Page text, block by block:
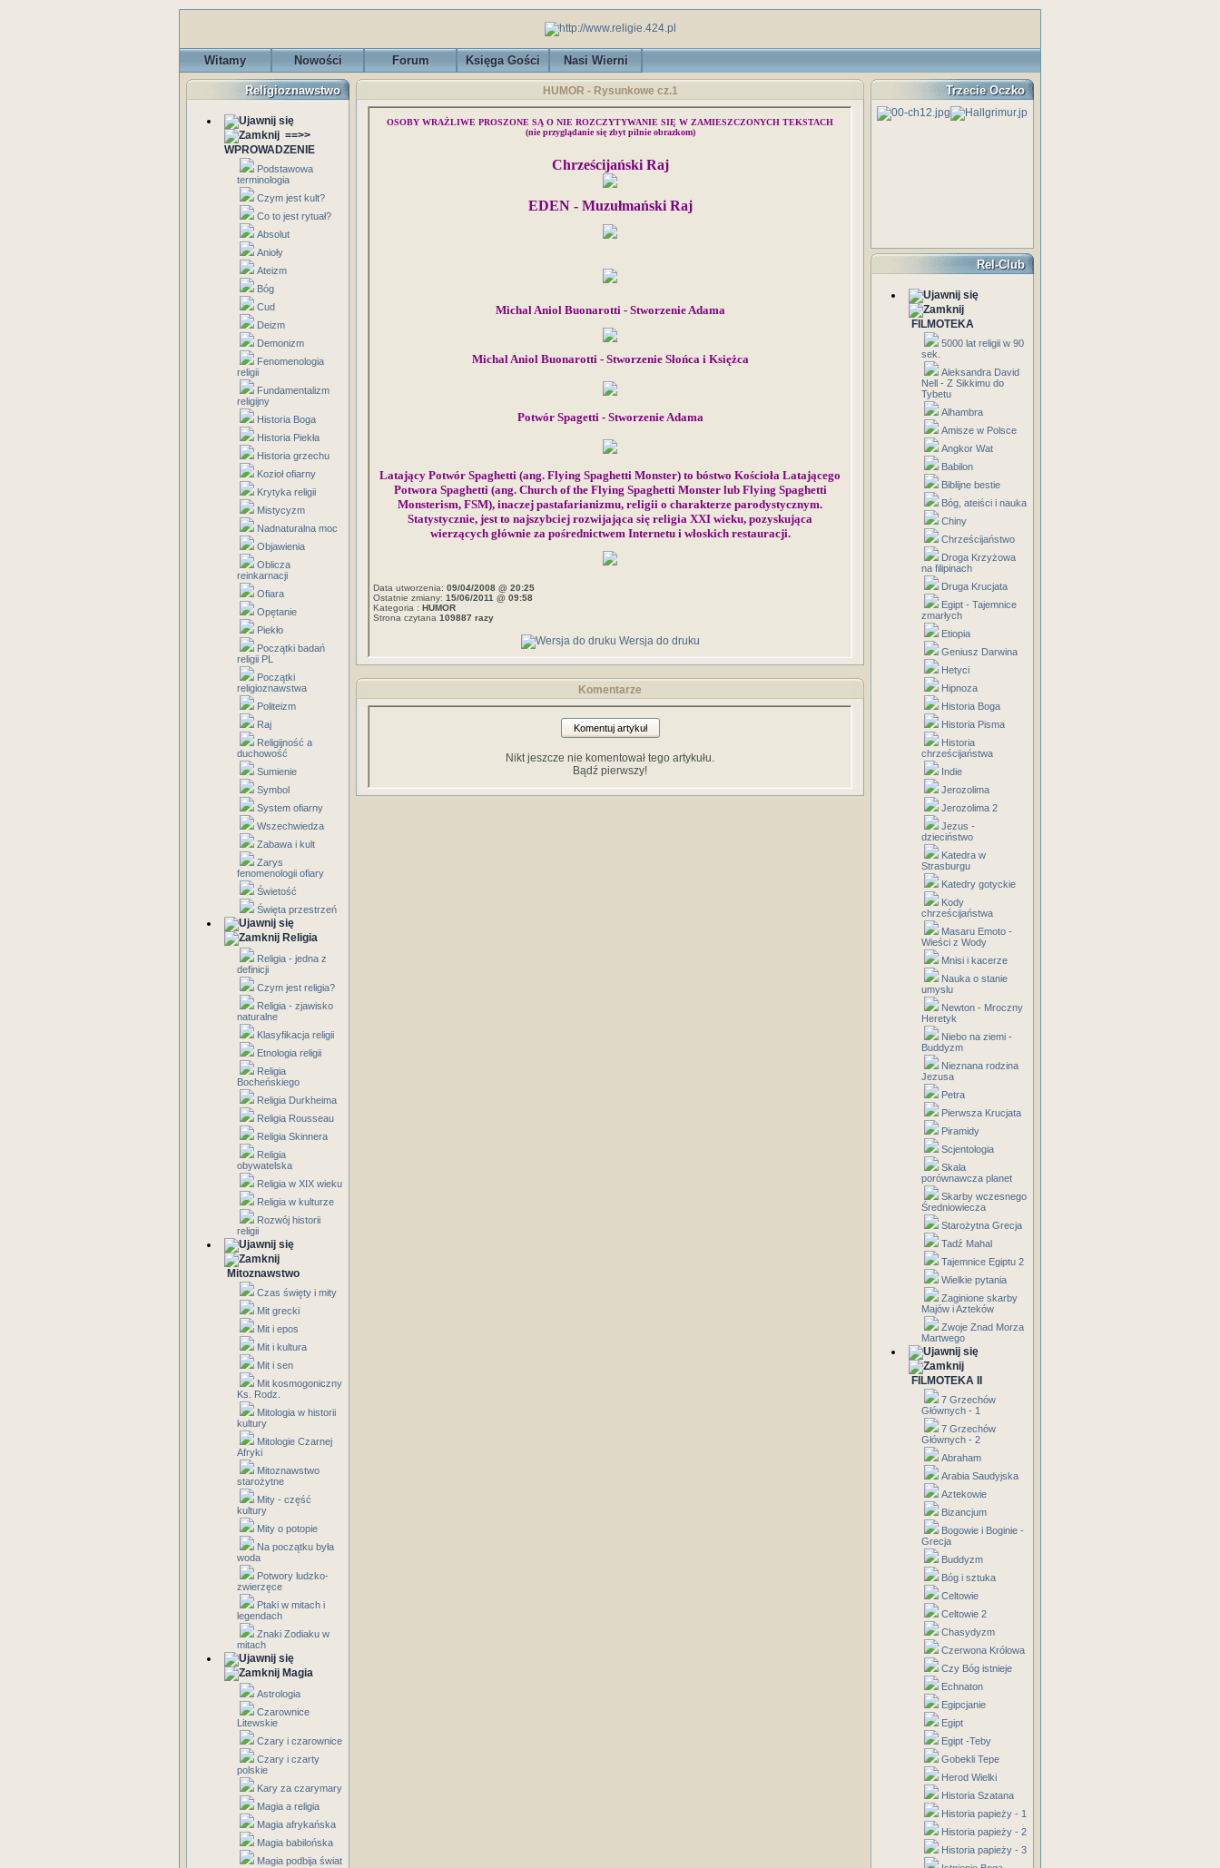
Witamy Nowości Forum Księga Gości Nasi Wierni
Religioznawstwo
==>>
WPROWADZENIE
Podstawowa
terminologia
Czym jest kult?
Co to jest rytuał?
Absolut
Anioły
Ateizm
Bóg
Cud
Deizm
Demonizm
Fenomenologia
religii
Fundamentalizm
religijny
Historia Boga
Historia Piekła
Historia grzechu
Kozioł ofiarny
Krytyka religii
Mistycyzm
Nadnaturalna moc
Objawienia
Oblicza
reinkarnacji
Ofiara
Opętanie
Piekło
Początki badań
religii PL
Początki
religioznawstwa
Politeizm
Raj
Religijność a
duchowość
Sumienie
Symbol
System ofiarny
Wszechwiedza
Zabawa i kult
Zarys
fenomenologii ofiary
Świetość
Święta przestrzeń
Religia
Religia - jedna z
definicji
Czym jest religia?
Religia - zjawisko
naturalne
Klasyfikacja religii
Etnologia religii
Religia
Bocheńskiego
Religia Durkheima
Religia Rousseau
Religia Skinnera
Religia
obywatelska
Religia w XIX wieku
Religia w kulturze
Rozwój historii
religii
Mitoznawstwo
Czas święty i mity
Mit grecki
Mit i epos
Mit i kultura
Mit i sen
Mit kosmogoniczny
Ks. Rodz.
Mitologia w historii
kultury
Mitologie Czarnej
Afryki
Mitoznawstwo
starożytne
Mity - część
kultury
Mity o potopie
Na początku była
woda
Potwory ludzko-
zwierzęce
Ptaki w mitach i
legendach
Znaki Zodiaku w
mitach
Magia
Astrologia
Czarownice
Litewskie
Czary i czarownice
Czary i czarty
polskie
Kary za czarymary
Magia a religia
Magia afrykańska
Magia babilońska
Magia podbija świat
HUMOR - Rysunkowe cz.1
OSOBY WRAŻLIWE PROSZONE SĄ O NIE ROZCZYTYWANIE SIĘ W ZAMIESZCZONYCH TEKSTACH
(nie przyglądanie się zbyt pilnie obrazkom)
Chrześcijański Raj
EDEN - Muzułmański Raj
Michal Aniol Buonarotti - Stworzenie Adama
Michal Aniol Buonarotti - Stworzenie Słońca i Księżca
Potwór Spagetti - Stworzenie Adama
Latający Potwór Spaghetti (ang. Flying Spaghetti Monster) to bóstwo Kościoła Latającego
Potwora Spaghetti (ang. Church of the Flying Spaghetti Monster lub Flying Spaghetti
Monsterism, FSM), inaczej pastafarianizmu, religii o charakterze parodystycznym.
Statystycznie, jest to najszybciej rozwijająca się religia XXI wieku, pozyskująca
wierzących głównie za pośrednictwem Internetu i włoskich restauracji.
Data utworzenia: 09/04/2008 @ 20:25
Ostatnie zmiany: 15/06/2011 @ 09:58
Kategoria : HUMOR
Strona czytana 109887 razy
Wersja do druku
Komentarze
Komentuj artykuł
Nikt jeszcze nie komentował tego artykułu.
Bądź pierwszy!
Trzecie Oczko
Rel-Club
FILMOTEKA
5000 lat religii w 90
sek.
Aleksandra David
Nell - Z Sikkimu do
Tybetu
Alhambra
Amisze w Polsce
Angkor Wat
Babilon
Biblijne bestie
Bóg, ateiści i nauka
Chiny
Chrześcijaństwo
Droga Krzyżowa
na filipinach
Druga Krucjata
Egipt - Tajemnice
zmarłych
Etiopia
Geniusz Darwina
Hetyci
Hipnoza
Historia Boga
Historia Pisma
Historia
chrześcijaństwa
Indie
Jerozolima
Jerozolima 2
Jezus -
dzieciństwo
Katedra w
Strasburgu
Katedry gotyckie
Kody
chrześcijaństwa
Masaru Emoto -
Wieści z Wody
Mnisi i kacerze
Nauka o stanie
umyslu
Newton - Mroczny
Heretyk
Niebo na ziemi -
Buddyzm
Nieznana rodzina
Jezusa
Petra
Pierwsza Krucjata
Piramidy
Scjentologia
Skala
porównawcza planet
Skarby wczesnego
Średniowiecza
Starożytna Grecja
Tadź Mahal
Tajemnice Egiptu 2
Wielkie pytania
Zaginione skarby
Majów i Azteków
Zwoje Znad Morza
Martwego
FILMOTEKA II
7 Grzechów
Głównych - 1
7 Grzechów
Głównych - 2
Abraham
Arabia Saudyjska
Aztekowie
Bizancjum
Bogowie i Boginie -
Grecja
Buddyzm
Bóg i sztuka
Celtowie
Celtowie 2
Chasydyzm
Czerwona Królowa
Czy Bóg istnieje
Echnaton
Egipcjanie
Egipt
Egipt -Teby
Gobekli Tepe
Herod Wielki
Historia Szatana
Historia papieży - 1
Historia papieży - 2
Historia papieży - 3